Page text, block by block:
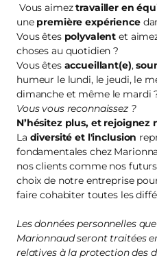
Vous aimeztravailler en
une première expérience
Vous êtes polyvalentet
choses au quotidien ?
Vous êtes accueillant(e),
humeur le lundi, le jeudi, le
dimanche et même le mardi
Vous vous reconnaissez ?
N’hésitez plus, et rejoignez
La diversité et l'inclusion
fondamentales chez
nos clients comme nos
choix de notre entreprise
faire cohabiter toutes les
Les données personnelles
Marionnaud seront traitées
relatives à la protection des